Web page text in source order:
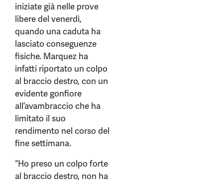
iniziate già nelle prove
libere del venerdì,
quando una caduta ha
lasciato conseguenze
fisiche. Marquez ha
infatti riportato un colpo
al braccio destro, con un
evidente gonfiore
all’avambraccio che ha
limitato il suo
rendimento nel corso del
fine settimana.
“Ho preso un colpo forte
al braccio destro, non ha